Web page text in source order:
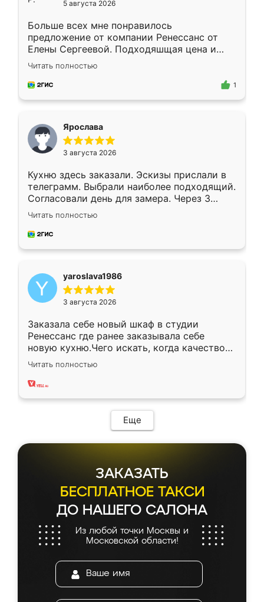
5 августа 2026
Больше всех мне понравилось
предложение от компании Ренессанс от
Елены Сергеевой. Подходяшщая цена и
короткие сроки изготовления. Приехавший
для замера сотрудник Владислав
предложил по моему эскизу самый
Читать полностью
1
Ярослава
3 августа 2026
Кухню здесь заказали. Эскизы прислали в
телеграмм. Выбрали наиболее подходящий.
Согласовали день для замера. Через 3
недели кухня была уже готова. Остались
довольны работой. Спасибо Ренессанс
мебель за качественную работу!
Читать полностью
yaroslava1986
3 августа 2026
Заказала себе новый шкаф в студии
Ренессанс где ранее заказывала себе
новую кухню.Чего искать, когда качеством
вполне довольна. Служит кухня уже почти
два года, нареканий нет.
Читать полностью
Еще
ЗАКАЗАТЬ
БЕСПЛАТНОЕ ТАКСИ
ДО НАШЕГО САЛОНА
Из любой точки Москвы и
Московской области!